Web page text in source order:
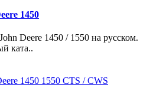
1450
Deere 1450 / 1550 на русском.
ката..